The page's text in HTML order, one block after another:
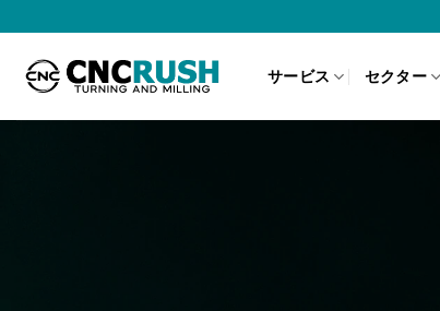
to
content
サービス セクター